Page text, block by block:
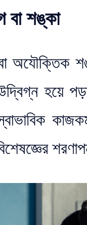
বা শঙ্কা
অযৌক্তিক
হয়ে